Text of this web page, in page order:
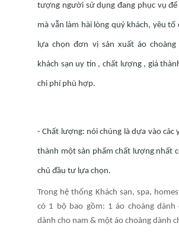
tượng người sử dụng đang phục vụ
mà vẫn làm hài lòng quý khách, yêu
lựa chọn đơn vị sản xuất áo
khách sạn uy tín , chất lượng , giá
chi phí phù hợp.
- Chất lượng: nói chúng là dựa vào các
thành một sản phẩm chất lượng nhất
chủ đầu tư lựa chọn.
Trong hệ thống Khách sạn, spa,
có 1 bộ bao gồm: 1 áo choàng
dành cho nam & một áo choàng dành